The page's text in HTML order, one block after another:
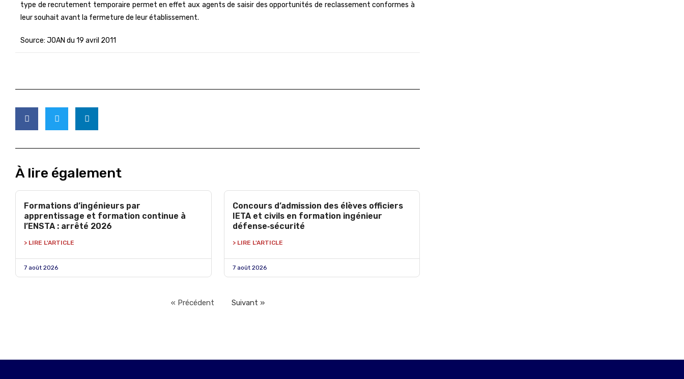
type de recrutement temporaire permet en effet aux agents de saisir des opportunités de reclassement conformes à
leur souhait avant la fermeture de leur établissement.
Source: JOAN du 19 avril 2011
À lire également
Formations d’ingénieurs par
apprentissage et formation continue à
l’ENSTA : arrêté 2026
> LIRE L'ARTICLE
7 août 2026
Concours d’admission des élèves officiers
IETA et civils en formation ingénieur
défense‑sécurité
> LIRE L'ARTICLE
7 août 2026
« Précédent Suivant »